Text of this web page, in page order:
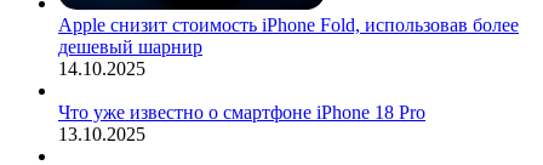
Apple снизит стоимость iPhone Fold, использовав более
дешевый шарнир
14.10.2025
Что уже известно о смартфоне iPhone 18 Pro
13.10.2025